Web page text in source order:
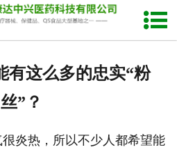
网站首页
有这么多的忠实“粉
丝”？
热，所以不少人都希望能